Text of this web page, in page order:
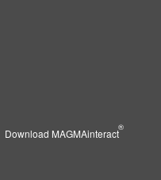
Download MAGMAinteract
®